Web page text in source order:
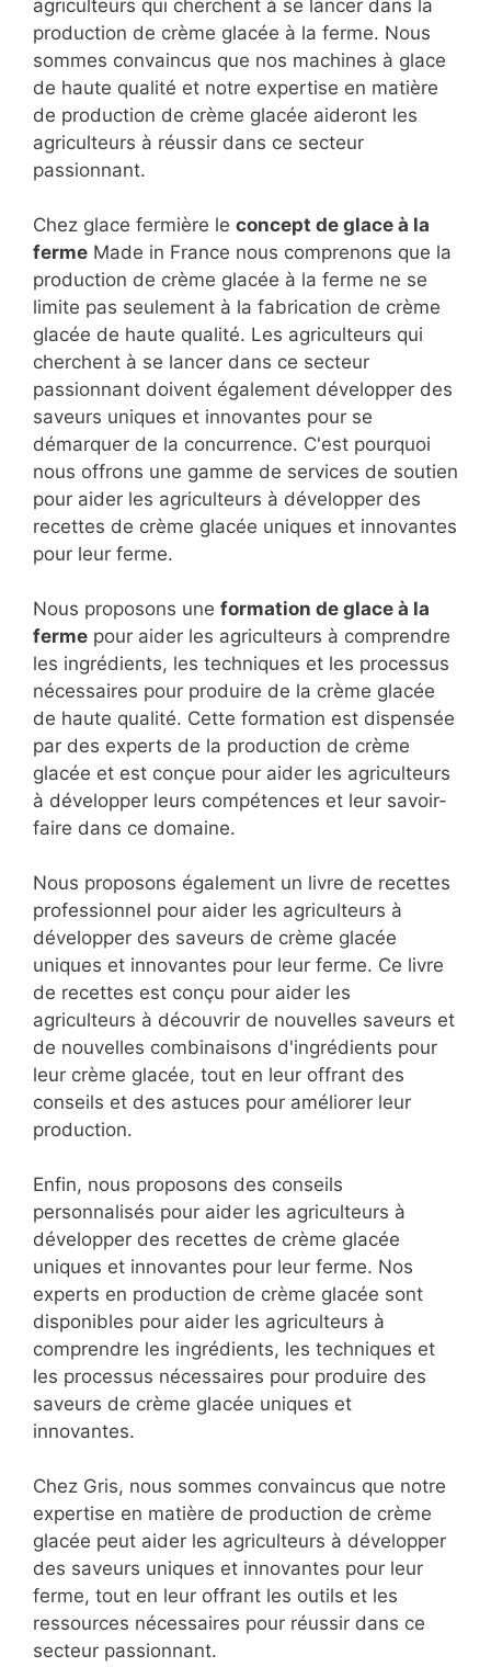
agriculteurs qui cherchent à se lancer dans la
production de crème glacée à la ferme. Nous
sommes convaincus que nos machines à glace
de haute qualité et notre expertise en matière
de production de crème glacée aideront les
agriculteurs à réussir dans ce secteur
passionnant.
Chez glace fermière le concept de glace à la
ferme Made in France nous comprenons que la
production de crème glacée à la ferme ne se
limite pas seulement à la fabrication de crème
glacée de haute qualité. Les agriculteurs qui
cherchent à se lancer dans ce secteur
passionnant doivent également développer des
saveurs uniques et innovantes pour se
démarquer de la concurrence. C'est pourquoi
nous offrons une gamme de services de soutien
pour aider les agriculteurs à développer des
recettes de crème glacée uniques et innovantes
pour leur ferme.
Nous proposons une formation de glace à la
ferme pour aider les agriculteurs à comprendre
les ingrédients, les techniques et les processus
nécessaires pour produire de la crème glacée
de haute qualité. Cette formation est dispensée
par des experts de la production de crème
glacée et est conçue pour aider les agriculteurs
à développer leurs compétences et leur savoir-
faire dans ce domaine.
Nous proposons également un livre de recettes
professionnel pour aider les agriculteurs à
développer des saveurs de crème glacée
uniques et innovantes pour leur ferme. Ce livre
de recettes est conçu pour aider les
agriculteurs à découvrir de nouvelles saveurs et
de nouvelles combinaisons d'ingrédients pour
leur crème glacée, tout en leur offrant des
conseils et des astuces pour améliorer leur
production.
Enfin, nous proposons des conseils
personnalisés pour aider les agriculteurs à
développer des recettes de crème glacée
uniques et innovantes pour leur ferme. Nos
experts en production de crème glacée sont
disponibles pour aider les agriculteurs à
comprendre les ingrédients, les techniques et
les processus nécessaires pour produire des
saveurs de crème glacée uniques et
innovantes.
Chez Gris, nous sommes convaincus que notre
expertise en matière de production de crème
glacée peut aider les agriculteurs à développer
des saveurs uniques et innovantes pour leur
ferme, tout en leur offrant les outils et les
ressources nécessaires pour réussir dans ce
secteur passionnant.